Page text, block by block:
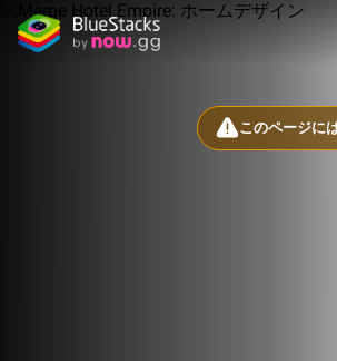
このページに